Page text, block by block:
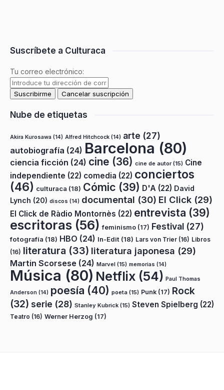
Suscríbete a Culturaca
Tu correo electrónico:
Nube de etiquetas
Akira Kurosawa (14) Alfred Hitchcock (14) arte (27)
autobiografía (24) Barcelona (80)
ciencia ficción (24) cine (36) cine de autor(15) Cine
independiente (22) comedia (22) conciertos
(46) culturaca (18) Cómic (39) D'A (22) David
Lynch (20) discos (14) documental (30) El Click (29)
El Click de Ràdio Montornès (22) entrevista (39)
escritoras (56) feminismo (17) Festival (27)
fotografía (18) HBO (24) In-Edit (18) Lars von Trier (16) Libros
(16) literatura (33) literatura japonesa (29)
Martin Scorsese (24) Marvel (15) memorias (14)
Música (80) Netflix (54) Paul Thomas
Anderson (14) poesía (40) poeta (15) Punk (17) Rock
(32) serie (28) Stanley Kubrick (15) Steven Spielberg (22)
Teatro (16) Werner Herzog (17)